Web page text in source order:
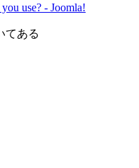
use? - Joomla!
てある